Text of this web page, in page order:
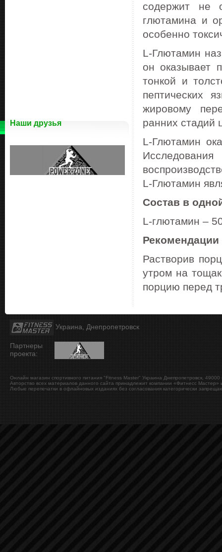
Наши друзья
содержит не
глютамина и
особенно
L-Глютамин
он оказывает
тонкой и
пептических
жировому
ранних стадий
L-Глютамин
L-Глютамин
Состав в
L-глютамин –
Растворив
утром на
порцию перед
Украина, Днепропетровск
Партнеры
проекта:
Онлайн магазин спортивного питания "Fitness Master" Украина Днепропетровск, 49000
Авторство всех материалов данного сайта принадлежит компании «Фитнесс Мастер»
Любые перепечатки в офлайновых изданиях без согласования категорически